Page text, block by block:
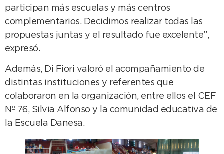
participan más escuelas y más centros
complementarios. Decidimos realizar todas las
propuestas juntas y el resultado fue excelente”,
expresó.
Además, Di Fiori valoró el acompañamiento de
distintas instituciones y referentes que
colaboraron en la organización, entre ellos el CEF
Nº 76, Silvia Alfonso y la comunidad educativa de
la Escuela Danesa.